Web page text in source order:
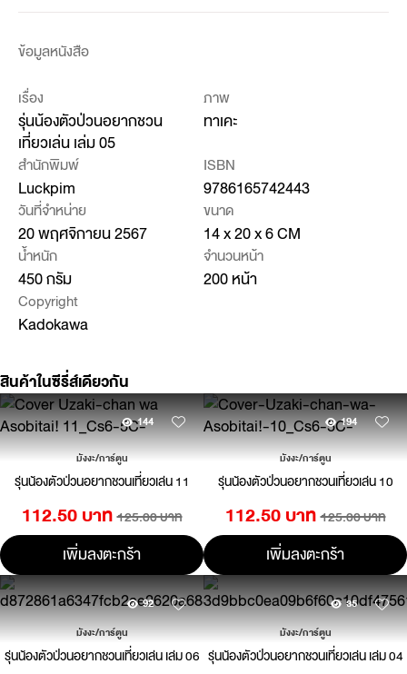
ข้อมูลหนังสือ
เรื่อง
รุ่นน้องตัวป่วนอยากชวน
เที่ยวเล่น เล่ม 05
ภาพ
ทาเคะ
สำนักพิมพ์
Luckpim
ISBN
9786165742443
วันที่จำหน่าย
20 พฤศจิกายน 2567
ขนาด
14 x 20 x 6 CM
น้ำหนัก
450 กรัม
จำนวนหน้า
200 หน้า
Copyright
Kadokawa
สินค้าในซีรี่ส์เดียวกัน
144
มังงะ/การ์ตูน
รุ่นน้องตัวป่วนอยากชวนเที่ยวเล่น 11
112.50 บาท 125.00 บาท
เพิ่มลงตะกร้า
194
มังงะ/การ์ตูน
รุ่นน้องตัวป่วนอยากชวนเที่ยวเล่น 10
112.50 บาท 125.00 บาท
เพิ่มลงตะกร้า
92
มังงะ/การ์ตูน
รุ่นน้องตัวป่วนอยากชวนเที่ยวเล่น เล่ม 06
35
มังงะ/การ์ตูน
รุ่นน้องตัวป่วนอยากชวนเที่ยวเล่น เล่ม 04